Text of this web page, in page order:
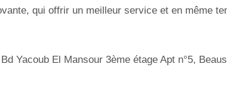
qui offrir un meilleur service et en même
Yacoub El Mansour 3ème étage Apt n°5,